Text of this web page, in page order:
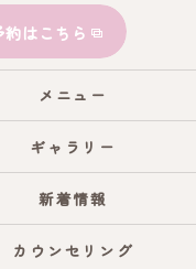
約はこちら
メニュー
ギャラリー
新着情報
カウンセリング